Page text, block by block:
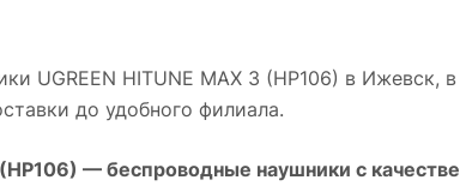
UGREEN HITUNE MAX 3 (HP106) в Ижевск,
до удобного филиала.
— беспроводные наушники с